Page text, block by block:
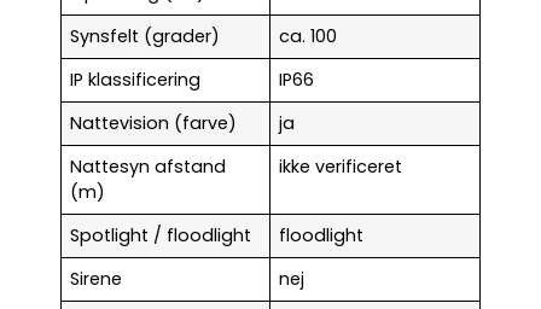
Synsfelt (grader)
ca. 100
IP klassificering
IP66
Nattevision (farve)
ja
Nattesyn afstand
(m)
ikke verificeret
Spotlight / floodlight
floodlight
Sirene
nej